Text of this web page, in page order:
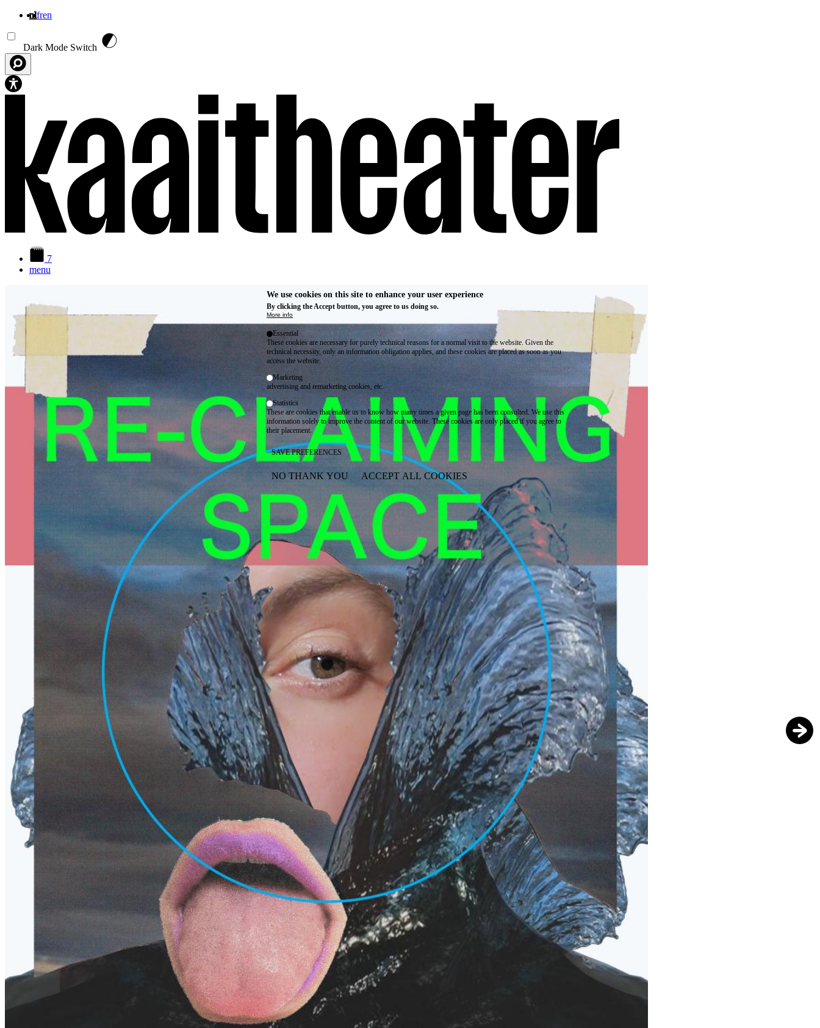
nlfren
Dark Mode Switch
7
menu
We use cookies on this site to enhance your user experience
By clicking the Accept button, you agree to us doing so.
More info
Essential
These cookies are necessary for purely technical reasons for a normal visit to the website. Given the
technical necessity, only an information obligation applies, and these cookies are placed as soon as you
access the website.
Marketing
advertising and remarketing cookies, etc.
Statistics
These are cookies that enable us to know how many times a given page has been consulted. We use this
information solely to improve the content of our website. These cookies are only placed if you agree to
their placement.
SAVE PREFERENCES
NO THANK YOU ACCEPT ALL COOKIES
WITHDRAW CONSENT